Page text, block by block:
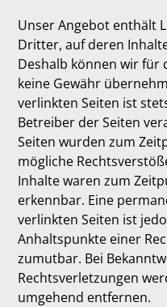
Unser Angebot enthält
Dritter, auf deren
Deshalb können wir für
keine Gewähr
verlinkten Seiten ist
Betreiber der Seiten
Seiten wurden zum
mögliche
Inhalte waren zum
erkennbar. Eine
verlinkten Seiten ist
Anhaltspunkte einer
zumutbar. Bei
Rechtsverletzungen
umgehend entfernen.